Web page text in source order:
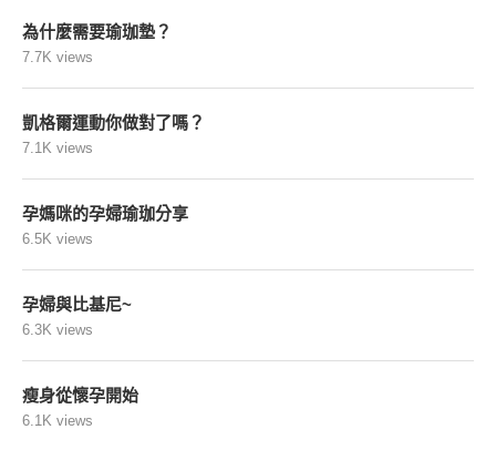
為什麼需要瑜珈墊？
7.7K views
凱格爾運動你做對了嗎？
7.1K views
孕媽咪的孕婦瑜珈分享
6.5K views
孕婦與比基尼~
6.3K views
瘦身從懷孕開始
6.1K views